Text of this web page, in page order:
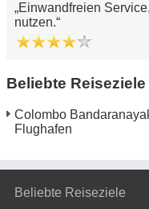
Einwandfreien
nutzen.
Beliebte
Colombo
Flughafen
Beliebte Reiseziele